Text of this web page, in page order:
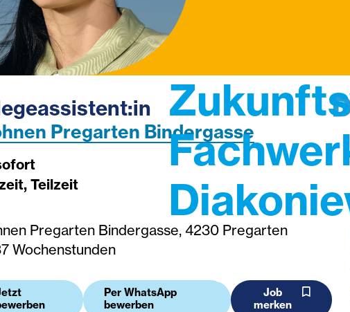
Ein Werk mit
Pregarten Bindergasse
Teilzeit
Pregarten Bindergasse, 4230 Pregarten
Wochenstunden
Per WhatsApp
bewerben
Job
merken